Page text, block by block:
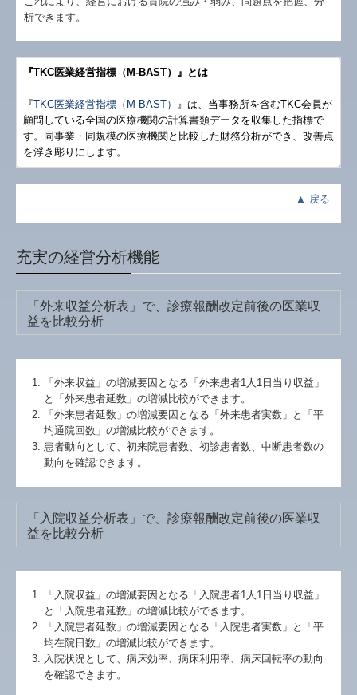
析できます。
『TKC医業経営指標（M-BAST）』とは
『TKC医業経営指標（M-BAST）
』は、当事務所を含むTKC会員が
顧問している全国の医療機関の計算書類データを収集した指標で
す。同事業・同規模の医療機関と比較した財務分析ができ、改善点
を浮き彫りにします。
▲ 戻る
充実の経営分析機能
「外来収益分析表」で、診療報酬改定前後の医業収
益を比較分析
「外来収益」の増減要因となる「外来患者1人1日当り収益」
と「外来患者延数」の増減比較ができます。
「外来患者延数」の増減要因となる「外来患者実数」と「平
均通院回数」の増減比較ができます。
患者動向として、初来院患者数、初診患者数、中断患者数の
動向を確認できます。
「入院収益分析表」で、診療報酬改定前後の医業収
益を比較分析
「入院収益」の増減要因となる「入院患者1人1日当り収益」
と「入院患者延数」の増減比較ができます。
「入院患者延数」の増減要因となる「入院患者実数」と「平
均在院日数」の増減比較ができます。
入院状況として、病床効率、病床利用率、病床回転率の動向
を確認できます。